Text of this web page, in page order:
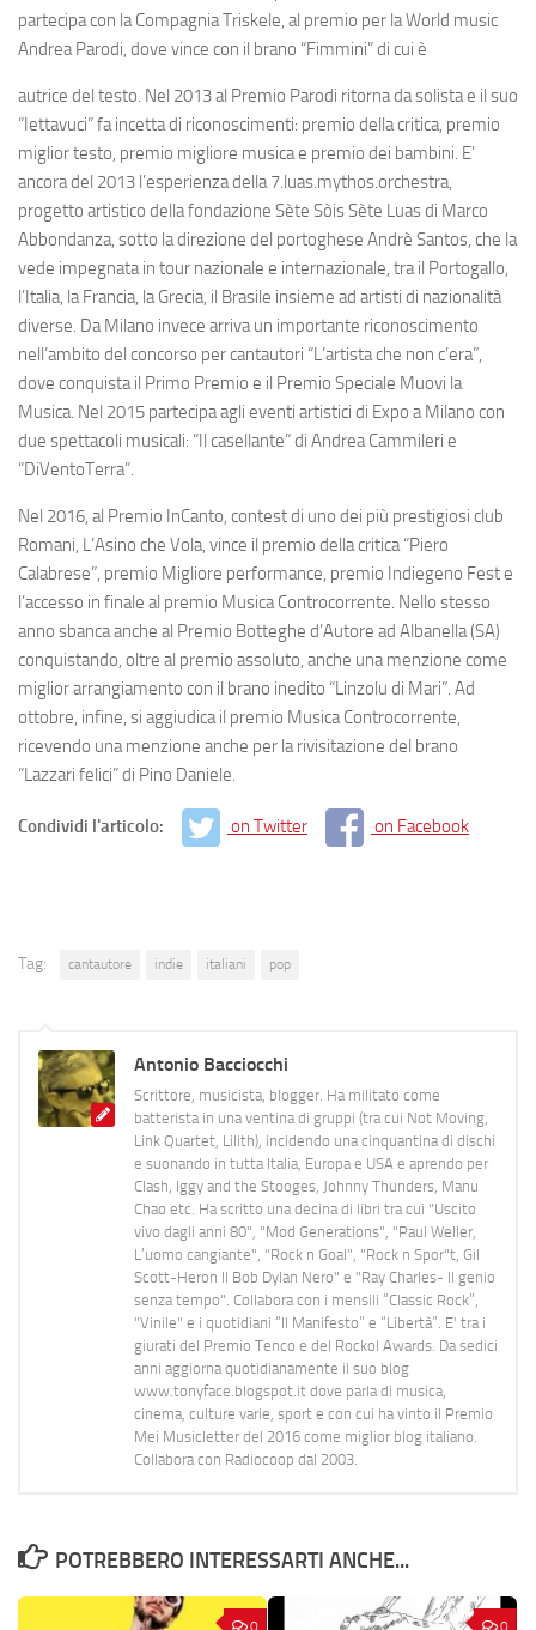
partecipa con la Compagnia Triskele, al premio per la World music
Andrea Parodi, dove vince con il brano “Fimmini” di cui è
autrice del testo. Nel 2013 al Premio Parodi ritorna da solista e il suo
“Iettavuci” fa incetta di riconoscimenti: premio della critica, premio
miglior testo, premio migliore musica e premio dei bambini. E’
ancora del 2013 l’esperienza della 7.luas.mythos.orchestra,
progetto artistico della fondazione Sète Sòis Sète Luas di Marco
Abbondanza, sotto la direzione del portoghese Andrè Santos, che la
vede impegnata in tour nazionale e internazionale, tra il Portogallo,
l’Italia, la Francia, la Grecia, il Brasile insieme ad artisti di nazionalità
diverse. Da Milano invece arriva un importante riconoscimento
nell’ambito del concorso per cantautori “L’artista che non c’era”,
dove conquista il Primo Premio e il Premio Speciale Muovi la
Musica. Nel 2015 partecipa agli eventi artistici di Expo a Milano con
due spettacoli musicali: “Il casellante” di Andrea Cammileri e
“DiVentoTerra”.
Nel 2016, al Premio InCanto, contest di uno dei più prestigiosi club
Romani, L’Asino che Vola, vince il premio della critica “Piero
Calabrese”, premio Migliore performance, premio Indiegeno Fest e
l’accesso in finale al premio Musica Controcorrente. Nello stesso
anno sbanca anche al Premio Botteghe d’Autore ad Albanella (SA)
conquistando, oltre al premio assoluto, anche una menzione come
miglior arrangiamento con il brano inedito “Linzolu di Mari”. Ad
ottobre, infine, si aggiudica il premio Musica Controcorrente,
ricevendo una menzione anche per la rivisitazione del brano
“Lazzari felici” di Pino Daniele.
Condividi l'articolo: on Twitter on Facebook
Tag: cantautore indie italiani pop
Antonio Bacciocchi
Scrittore, musicista, blogger. Ha militato come
batterista in una ventina di gruppi (tra cui Not Moving,
Link Quartet, Lilith), incidendo una cinquantina di dischi
e suonando in tutta Italia, Europa e USA e aprendo per
Clash, Iggy and the Stooges, Johnny Thunders, Manu
Chao etc. Ha scritto una decina di libri tra cui "Uscito
vivo dagli anni 80", "Mod Generations", "Paul Weller,
L’uomo cangiante", "Rock n Goal", "Rock n Spor"t, Gil
Scott-Heron Il Bob Dylan Nero" e "Ray Charles- Il genio
senza tempo". Collabora con i mensili “Classic Rock”,
"Vinile" e i quotidiani “Il Manifesto” e “Libertà”. E' tra i
giurati del Premio Tenco e del Rockol Awards. Da sedici
anni aggiorna quotidianamente il suo blog
www.tonyface.blogspot.it dove parla di musica,
cinema, culture varie, sport e con cui ha vinto il Premio
Mei Musicletter del 2016 come miglior blog italiano.
Collabora con Radiocoop dal 2003.
POTREBBERO INTERESSARTI ANCHE...
0 0